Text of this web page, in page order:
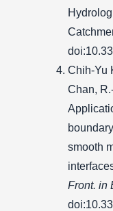
Chih-Yu
Chan,
smooth
Front. in